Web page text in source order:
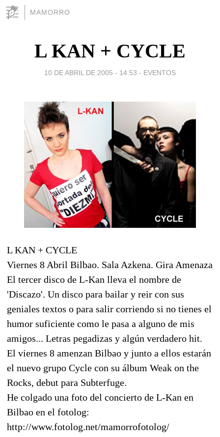
MAMORRO
L KAN + CYCLE
10 DE ABRIL DE 2005 - 14:53 - EVENTOS
L KAN + CYCLE
Viernes 8 Abril Bilbao. Sala Azkena. Gira Amenaza
El tercer disco de L-Kan lleva el nombre de
'Discazo'. Un disco para bailar y reir con sus
geniales textos o para salir corriendo si no tienes el
humor suficiente como le pasa a alguno de mis
amigos... Letras pegadizas y algún verdadero hit.
El viernes 8 amenzan Bilbao y junto a ellos estarán
el nuevo grupo Cycle con su álbum Weak on the
Rocks, debut para Subterfuge.
He colgado una foto del concierto de L-Kan en
Bilbao en el fotolog:
http://www.fotolog.net/mamorrofotolog/